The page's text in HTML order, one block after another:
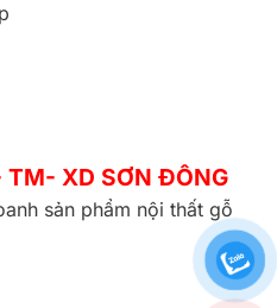
TM- XD SƠN ĐÔNG
sản phẩm nội thất gỗ